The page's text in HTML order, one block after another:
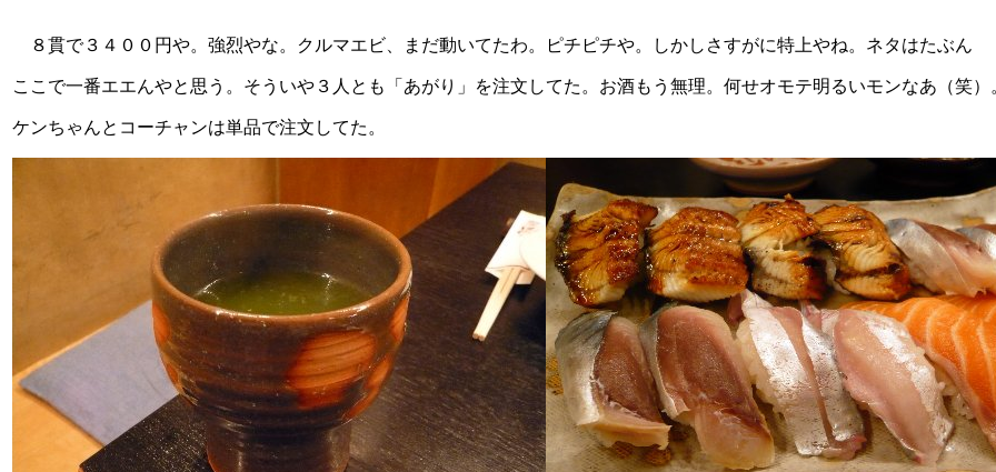
８貫で３４００円や。強烈やな。クルマエビ、まだ動いてたわ。ピチピチや。しかしさすがに特上やね。ネタはたぶん
ここで一番エエんやと思う。そういや３人とも「あがり」を注文してた。お酒もう無理。何せオモテ明るいモンなあ（笑）
ケンちゃんとコーチャンは単品で注文してた。